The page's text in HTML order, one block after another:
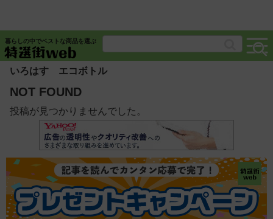
暮らしの中でベストな商品を選ぶ
いろはす エコボトル
NOT FOUND
投稿が見つかりませんでした。